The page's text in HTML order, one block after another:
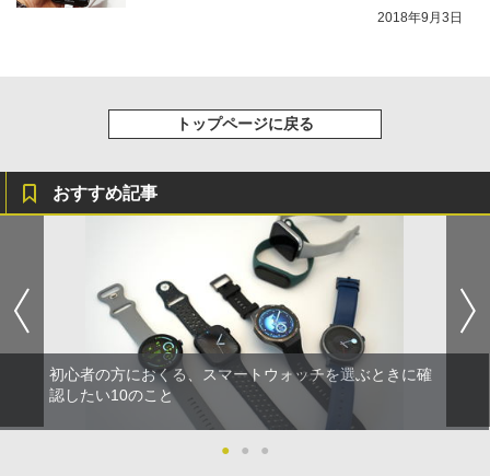
2018年9月3日
トップページに戻る
おすすめ記事
初心者の方におくる、スマートウォッチを選ぶときに確
認したい10のこと
● ● ●